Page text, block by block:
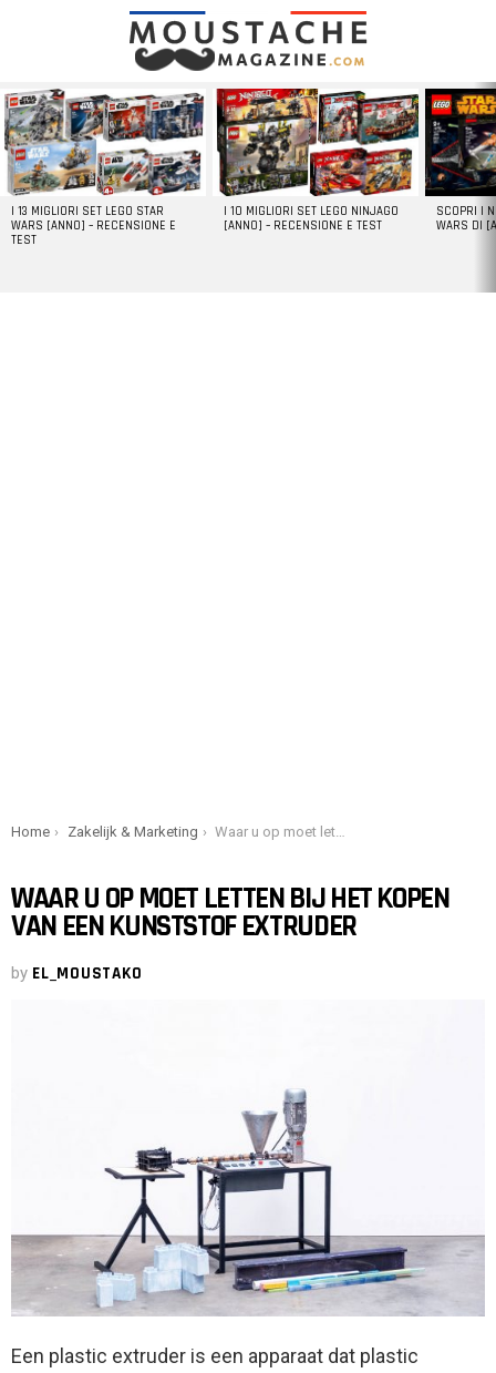
LATEST
STORIES
I 13 MIGLIORI SET LEGO STAR
WARS [ANNO] – RECENSIONE E
TEST
I 10 MIGLIORI SET LEGO NINJAGO
[ANNO] – RECENSIONE E TEST
SCOPRI I
WARS DI
You are here:
Home Zakelijk & Marketing Waar u op moet letten bij het kopen van een kunststof extruder
WAAR U OP MOET LETTEN BIJ HET KOPEN
VAN EEN KUNSTSTOF EXTRUDER
by EL_MOUSTAKO
Een plastic extruder is een apparaat dat plastic